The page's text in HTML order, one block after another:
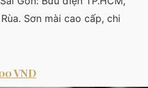
Sơn mài cao cấp, chi
VND